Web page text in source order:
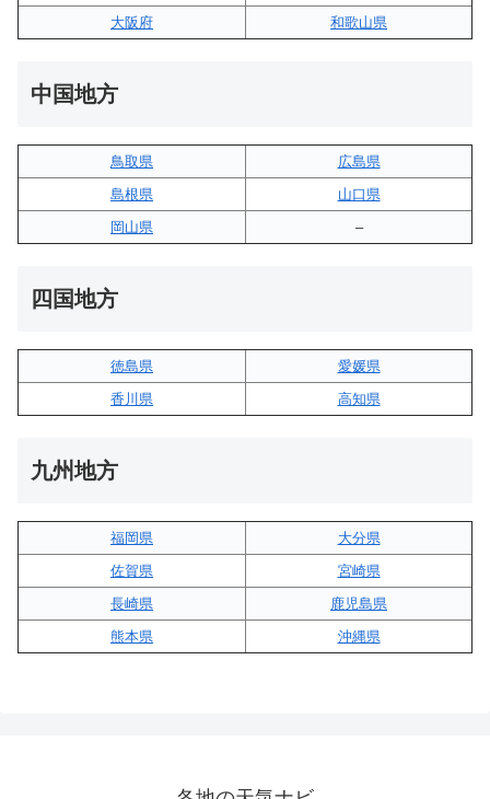
大阪府
和歌山県
中国地方
鳥取県
広島県
島根県
山口県
岡山県
–
四国地方
徳島県
愛媛県
香川県
高知県
九州地方
福岡県
大分県
佐賀県
宮崎県
長崎県
鹿児島県
熊本県
沖縄県